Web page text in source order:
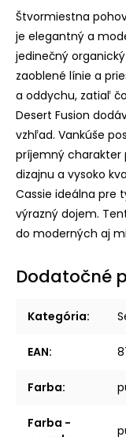
Štvormiestna
je elegantný a
jedinečný
zaoblené línie a
a oddychu, zatiaľ
Desert Fusion
vzhľad. Vankúše
príjemný charakter
dizajnu a vysoko
Cassie ideálna pre
výrazný dojem.
do moderných aj
Dodatočné
Kategória:
EAN:
Farba:
Farba -